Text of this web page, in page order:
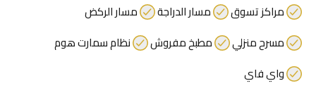
مراكز تسوق
مسار الدراجة
مسار الركض
مسرح منزلي
مطبخ مفروش
نظام سمارت هوم
واي فاي